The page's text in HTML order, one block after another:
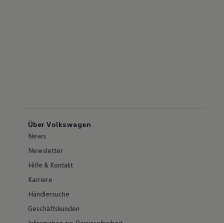
Über Volkswagen
News
Newsletter
Hilfe & Kontakt
Karriere
Händlersuche
Geschäftskunden